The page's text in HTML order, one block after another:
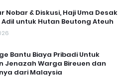
Nobar & Diskusi, Haji Uma Desak
untuk Hutan Beutong Ateuh
Bantu Biaya Pribadi Untuk
Jenazah Warga Bireuen dan
dari Malaysia